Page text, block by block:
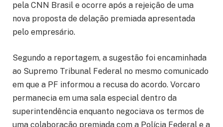
pela CNN Brasil e ocorre após a rejeição de uma
nova proposta de delação premiada apresentada
pelo empresário.
Segundo a reportagem, a sugestão foi encaminhada
ao Supremo Tribunal Federal no mesmo comunicado
em que a PF informou a recusa do acordo. Vorcaro
permanecia em uma sala especial dentro da
superintendência enquanto negociava os termos de
uma colaboração premiada com a Polícia Federal e a